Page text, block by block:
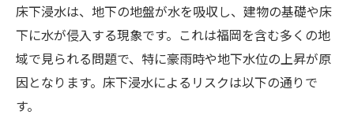
床下浸水は、地下の地盤が水を吸収し、建物の基礎や床
下に水が侵入する現象です。これは福岡を含む多くの地
域で見られる問題で、特に豪雨時や地下水位の上昇が原
因となります。床下浸水によるリスクは以下の通りで
す。